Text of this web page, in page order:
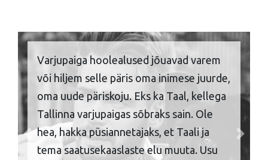
Varjupaiga hoolealused jõuavad varem
või hiljem selle päris oma inimese juurde,
oma uude päriskoju. Eks ka Taal, kellega
Tallinna varjupaigas sõbraks sain. Ole
hea, hakka püsiannetajaks, et Taali ja
tema saatusekaaslaste elu muuta. Usu
Previous Next